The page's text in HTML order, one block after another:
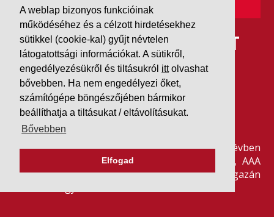
A weblap bizonyos funkcióinak
működéséhez és a célzott hirdetésekhez
sütikkel (cookie-kal) gyűjt névtelen
látogatottsági információkat. A sütikről,
engedélyezésükről és tiltásukról ittolvashat
bővebben. Ha nem engedélyezi őket,
számítógépe böngészőjében bármikor
beállíthatja a tiltásukat / eltávolításukat.
Bővebben
Elfogad
IDÉN IS AAA MINŐSÍTÉST
KAPOTT A K&V A DUN &
BRADSTREETTŐL
2026. július 21.
Szeretjük az ismétléseket: vállalatunk ebben az évben
is elnyerte a Dun & Bradstreet legmagasabb, AAA
pénzügyi minősítését, amire -valljuk be- igazán